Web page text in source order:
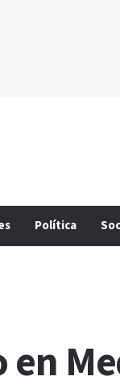
Política